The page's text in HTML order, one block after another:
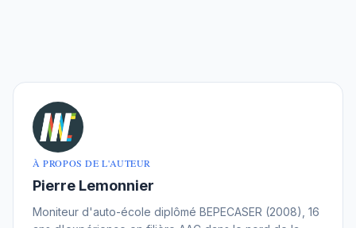
À PROPOS DE L'AUTEUR
Pierre Lemonnier
Moniteur d'auto-école diplômé BEPECASER (2008), 16